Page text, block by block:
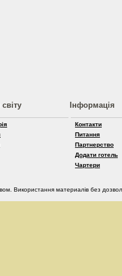
Інформація
Контакти
Питання
Партнерство
Додати готель
Чартери
Використання материалів без